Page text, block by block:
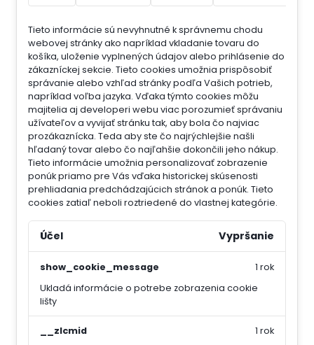
Tieto informácie sú nevyhnutné k správnemu chodu
webovej stránky ako napríklad vkladanie tovaru do
košíka, uloženie vyplnených údajov alebo prihlásenie do
zákazníckej sekcie. Tieto cookies umožnia prispôsobiť
správanie alebo vzhľad stránky podľa Vašich potrieb,
napríklad voľba jazyka. Vďaka týmto cookies môžu
majitelia aj developeri webu viac porozumieť správaniu
užívateľov a vyvijať stránku tak, aby bola čo najviac
prozákaznícka. Teda aby ste čo najrýchlejšie našli
hľadaný tovar alebo čo najľahšie dokončili jeho nákup.
Tieto informácie umožnia personalizovať zobrazenie
ponúk priamo pre Vás vďaka historickej skúsenosti
prehliadania predchádzajúcich stránok a ponúk. Tieto
cookies zatiaľ neboli roztriedené do vlastnej kategórie.
Účel Vypršanie
show_cookie_message
Ukladá informácie o potrebe zobrazenia cookie
lišty
1 rok
__zlcmid
1 rok